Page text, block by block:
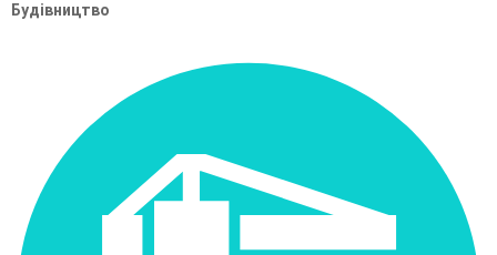
Будівництво